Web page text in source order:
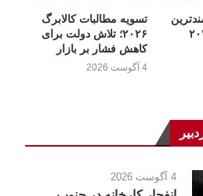
تسویه مطالبات کالابرگ
۲۰۲۶؛ تلاش دولت برای
کاهش فشار بر بازار
4 آگوست 2026
4 آگوست 2026